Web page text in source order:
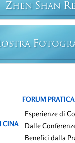
ZHEN SHAN R
OSTRA F
CINA
FORUM
Esperienze di
Dalle
Benefici dalla